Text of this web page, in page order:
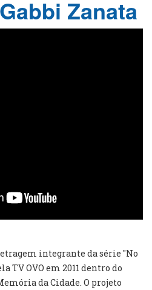
Zanata
integrante da série "No
TV OVO em 2011 dentro do
da Cidade. O projeto